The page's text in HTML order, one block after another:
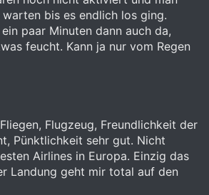
bis es endlich los ging.
paar Minuten dann auch da,
feucht. Kann ja nur vom Regen
Flugzeug, Freundlichkeit der
Pünktlichkeit sehr gut. Nicht
Airlines in Europa. Einzig das
Landung geht mir total auf den